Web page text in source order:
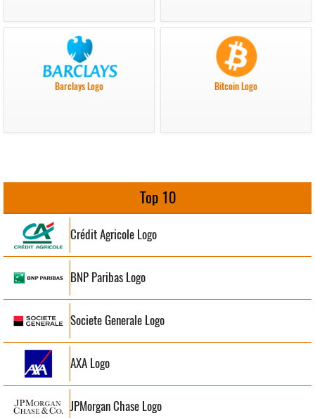
Barclays Logo Bitcoin Logo
Top 10
Crédit Agricole Logo
BNP Paribas Logo
Societe Generale Logo
AXA Logo
JPMorgan Chase Logo